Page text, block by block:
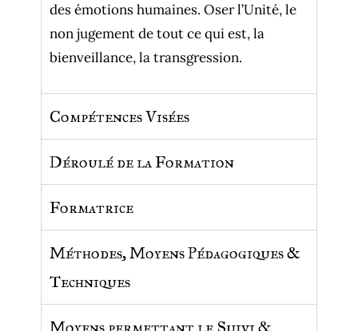
des émotions humaines. Oser l’Unité, le
non jugement de tout ce qui est, la
bienveillance, la transgression.
Compétences Visées
Déroulé de la Formation
Formatrice
Méthodes, Moyens Pédagogiques &
Techniques